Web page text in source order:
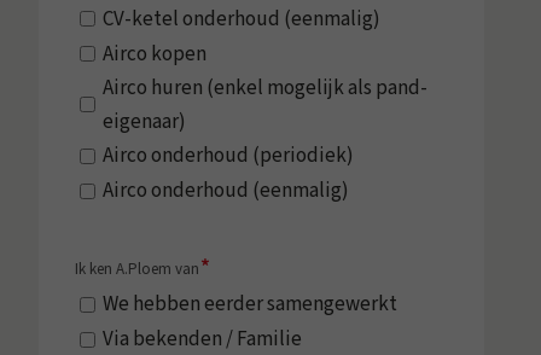
CV-ketel onderhoud (eenmalig)
Airco kopen
Airco huren (enkel mogelijk als pand-
eigenaar)
Airco onderhoud (periodiek)
Airco onderhoud (eenmalig)
Ik ken A.Ploem van*
We hebben eerder samengewerkt
Via bekenden / Familie